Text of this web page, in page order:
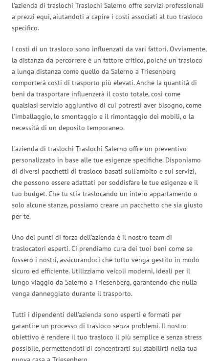
l’azienda di traslochi Traslochi Salerno offre servizi professionali
a prezzi equi, aiutandoti a capire i costi associati al tuo trasloco
specifico.
I costi di un trasloco sono influenzati da vari fattori. Ovviamente,
la distanza da percorrere è un fattore critico, poiché un trasloco
a lunga distanza come quello da Salerno a Triesenberg
comporterà costi di trasporto più elevati. Anche la quantità di
beni da trasportare influenzerà il costo totale, così come
qualsiasi servizio aggiuntivo di cui potresti aver bisogno, come
l’imballaggio, lo smontaggio e il rimontaggio dei mobili, o la
necessità di un deposito temporaneo.
L’azienda di traslochi Traslochi Salerno offre un preventivo
personalizzato in base alle tue esigenze specifiche. Disponiamo
di diversi pacchetti di trasloco basati sull’ambito e sui servizi,
che possono essere adattati per soddisfare le tue esigenze e il
tuo budget. Che tu stia traslocando un intero appartamento o
solo alcune stanze, possiamo creare un pacchetto che sia giusto
per te.
Uno dei punti di forza dell’azienda è il nostro team di
traslocatori esperti. Ci prendiamo cura dei tuoi beni come se
fossero i nostri, assicurandoci che tutto venga gestito in modo
sicuro ed efficiente. Utilizziamo veicoli moderni, ideali per il
lungo viaggio da Salerno a Triesenberg, garantendo che nulla
venga danneggiato durante il trasporto.
Tutti i dipendenti dell’azienda sono esperti e formati per
garantire un processo di trasloco senza problemi. Il nostro
obiettivo è rendere il tuo trasloco il più semplice e senza stress
possibile, permettendoti di concentrarti sul stabilirti nella tua